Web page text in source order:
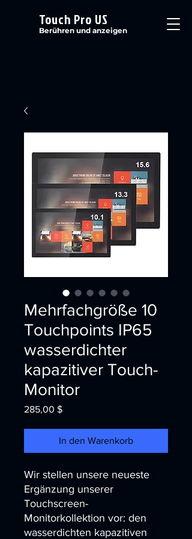
Touch Pro US
Berühren und anzeigen
Mehrfachgröße 10
Touchpoints IP65
wasserdichter
kapazitiver Touch-
Monitor
285,00 $Preis
In den Warenkorb
Wir stellen unsere neueste
Ergänzung unserer
Touchscreen-
Monitorkollektion vor: den
wasserdichten kapazitiven